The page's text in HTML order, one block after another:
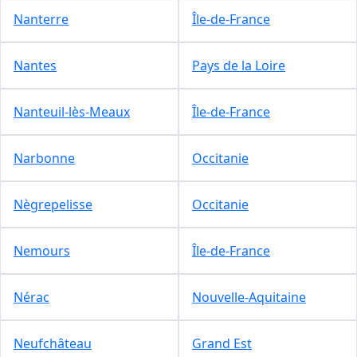
Nanterre Île-de-France
Nantes Pays de la Loire
Nanteuil-lès-Meaux Île-de-France
Narbonne Occitanie
Nègrepelisse Occitanie
Nemours Île-de-France
Nérac Nouvelle-Aquitaine
Neufchâteau Grand Est